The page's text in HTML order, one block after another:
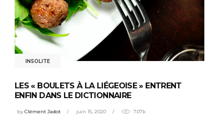
INSOLITE
LES « BOULETS À LA LIÉGEOISE » ENTRENT
ENFIN DANS LE DICTIONNAIRE
byClément Jadot juin 15, 2020 7.07k